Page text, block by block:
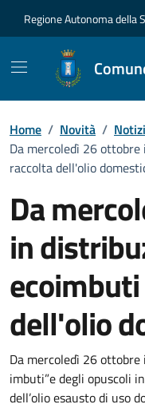
Regione Autonoma della
Home / Novità /
Da mercoledì 26
raccolta dell'olio
Da
in
dell'olio
Dettagli
Da mercoledì 26
imbuti”e degli opuscoli
dell’olio esausto di uso